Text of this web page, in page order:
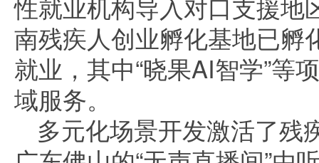
性就业机构导入对口支援地
南残疾人创业孵化基地已孵
就业，其中“晓果AI智学”等
域服务。
多元化场景开发激活了残